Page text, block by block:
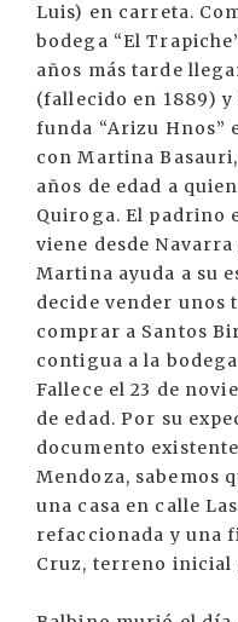
Luis) en carreta.
bodega “El
años más tarde
(fallecido en 1889) y
funda “Arizu Hnos”
con Martina
años de edad a
Quiroga. El padrino
viene desde
Martina ayuda a su
decide vender unos
comprar a Santos
contigua a la
Fallece el 23 de
de edad. Por su
documento
Mendoza, sabemos
una casa en calle
refaccionada y una
Cruz, terreno inicial